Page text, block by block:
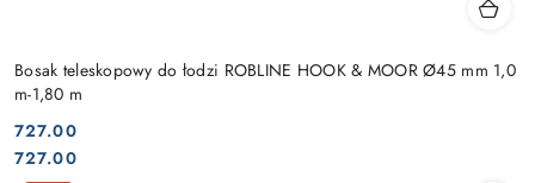
Bosak teleskopowy do łodzi ROBLINE HOOK & MOOR Ø45 mm 1,0
m-1,80 m
Cena:
727.00
Cena:
727.00